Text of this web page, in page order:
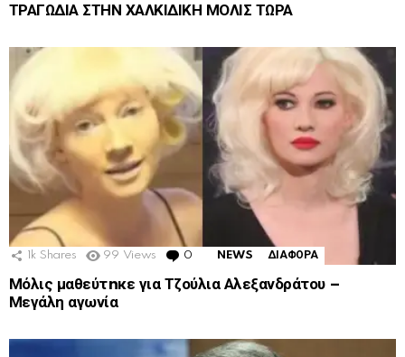
ΤΡΑΓΩΔΙΑ ΣΤΗΝ ΧΑΛΚΙΔΙΚΗ ΜΟΛΙΣ ΤΩΡΑ
1k Shares 99 Views 0 Comments
NEWS ΔΙΑΦΟΡΑ
Μόλις μαθεύτnκε για Τζούλια Αλεξανδράτου –
Μεγάλη αγωνία